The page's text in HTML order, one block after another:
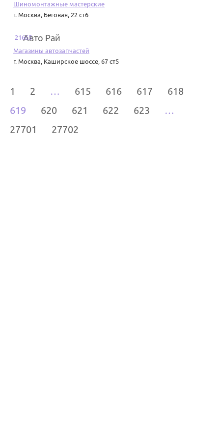
Шиномонтажные мастерские
г. Москва, Беговая, 22 ст6
21665Авто Рай
Магазины автозапчастей
г. Москва, Каширское шоссе, 67 ст5
1 2 … 615 616 617
618
619
620 621 622 623
…
27701
27702